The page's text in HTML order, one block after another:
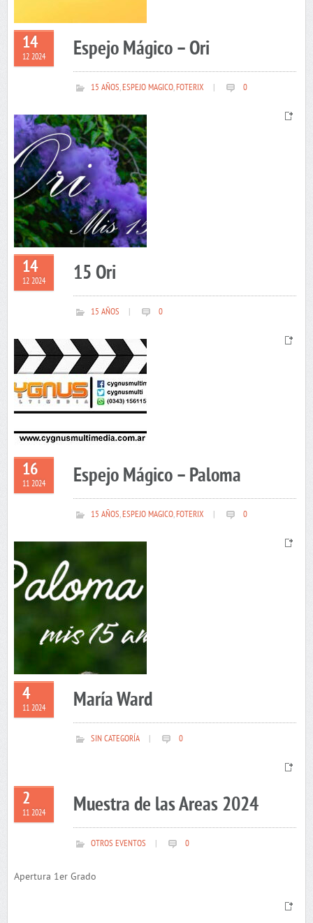
14
12 2024 Espejo Mágico – Ori
15 AÑOS,ESPEJO MAGICO,FOTERIX 0
14
12 2024 15 Ori
15 AÑOS 0
16
11 2024 Espejo Mágico – Paloma
15 AÑOS,ESPEJO MAGICO,FOTERIX 0
4
11 2024 María Ward
SIN CATEGORÍA 0
2
11 2024 Muestra de las Areas 2024
OTROS EVENTOS 0
Apertura 1er Grado